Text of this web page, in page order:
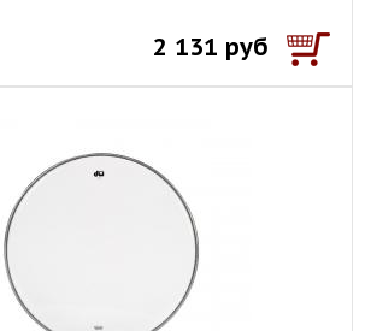
2 131 руб